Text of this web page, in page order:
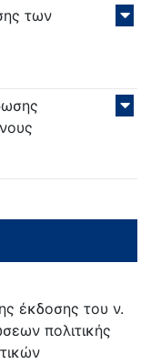
των
έκδοσης του ν.
πολιτικής